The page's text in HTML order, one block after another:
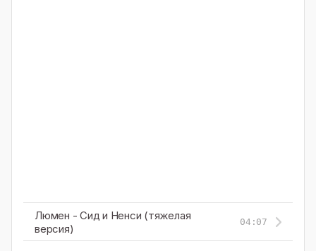
Люмен - Сид и Ненси (тяжелая
версия)
04:07